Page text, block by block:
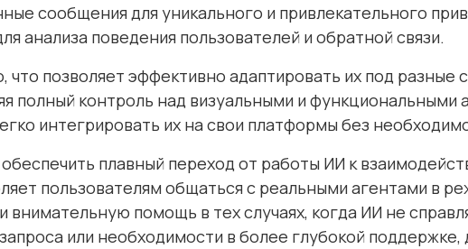
сообщения для уникального и привлекательного
анализа поведения пользователей и обратной связи.
что позволяет эффективно адаптировать их под
полный контроль над визуальными и
интегрировать их на свои платформы без
плавный переход от работы ИИ к
пользователям общаться с реальными агентами в
помощь в тех случаях, когда ИИ не
или необходимости в более глубокой